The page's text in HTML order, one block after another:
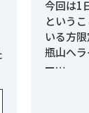
今回は1
という
いる方
瓶山へ
ー…